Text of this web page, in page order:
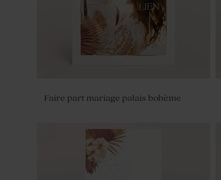
Faire part mariage palais bohème